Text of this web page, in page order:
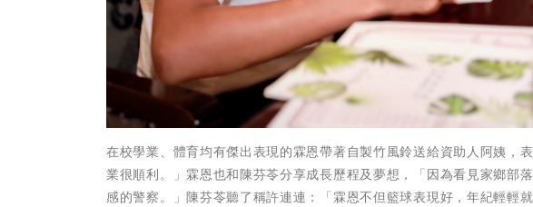
在校學業、體育均有傑出表現的霖恩帶著自製竹風鈴送給資助人阿姨，
業很順利。」霖恩也和陳芬苓分享成長歷程及夢想，「因為看見家鄉部
感的警察。」陳芬苓聽了稱許連連：「霖恩不但籃球表現好，年紀輕輕